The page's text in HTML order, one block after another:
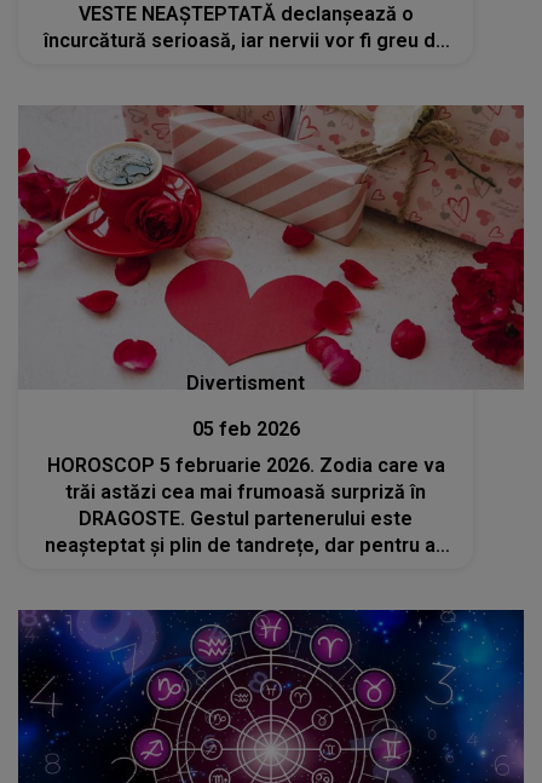
VESTE NEAȘTEPTATĂ declanșează o
încurcătură serioasă, iar nervii vor fi greu de
Divertisment
05 feb 2026
HOROSCOP 5 februarie 2026. Zodia care va
trăi astăzi cea mai frumoasă surpriză în
DRAGOSTE. Gestul partenerului este
neașteptat și plin de tandrețe, dar pentru a-l